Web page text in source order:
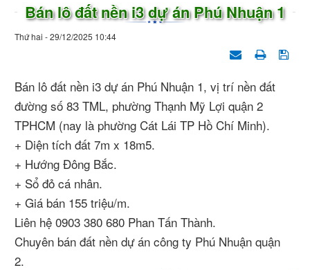
Bán lô đất nền i3 dự án Phú Nhuận 1
Thứ hai - 29/12/2025 10:44
Bán lô đất nền i3 dự án Phú Nhuận 1, vị trí nền đất
đường số 83 TML, phường Thạnh Mỹ Lợi quận 2
TPHCM (nay là phường Cát Lái TP Hồ Chí Minh).
+ Diện tích đất 7m x 18m5.
+ Hướng Đông Bắc.
+ Sổ đỏ cá nhân.
+ Giá bán 155 triệu/m.
Liên hệ 0903 380 680 Phan Tấn Thành.
Chuyên bán đất nền dự án công ty Phú Nhuận quận
2.